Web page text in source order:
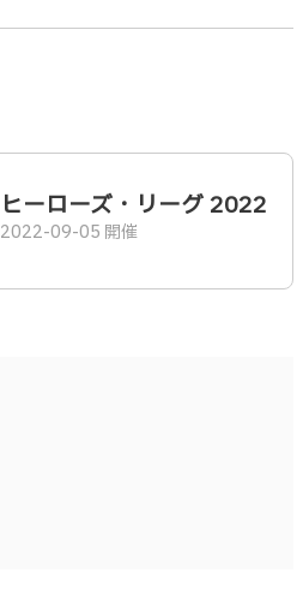
ヒーローズ・リーグ 2022
2022-09-05 開催